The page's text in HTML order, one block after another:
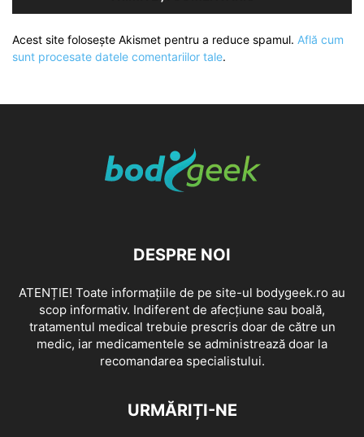
Acest site folosește Akismet pentru a reduce spamul. Află cum
sunt procesate datele comentariilor tale.
DESPRE NOI
ATENȚIE! Toate informațiile de pe site-ul bodygeek.ro au
scop informativ. Indiferent de afecțiune sau boală,
tratamentul medical trebuie prescris doar de către un
medic, iar medicamentele se administrează doar la
recomandarea specialistului.
URMĂRIȚI-NE